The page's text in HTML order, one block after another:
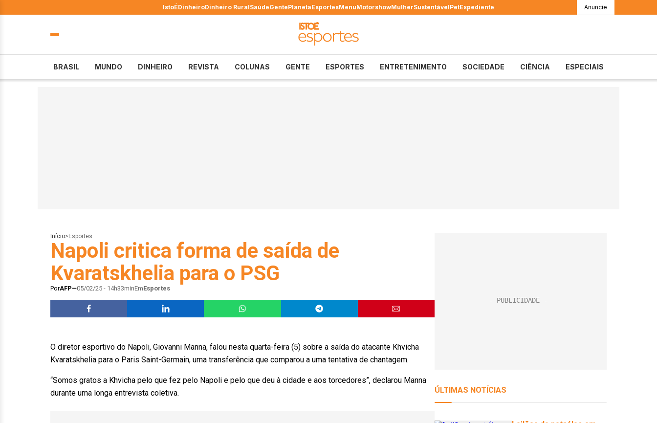
IstoÉDinheiroDinheiro RuralSaúdeGentePlanetaEsportesMenuMotorshowMulherSustentávelPetExpediente Anuncie
BRASIL MUNDO DINHEIRO REVISTA COLUNAS GENTE ESPORTES ENTRETENIMENTO SOCIEDADE CIÊNCIA ESPECIAIS
Início> Esportes
Napoli critica forma de saída de
Kvaratskhelia para o PSG
PorAFP 05/02/25 - 14h33minEmEsportes
O diretor esportivo do Napoli, Giovanni Manna, falou nesta quarta-feira (5) sobre a saída do atacante Khvicha
Kvaratskhelia para o Paris Saint-Germain, uma transferência que comparou a uma tentativa de chantagem.
“Somos gratos a Khvicha pelo que fez pelo Napoli e pelo que deu à cidade e aos torcedores”, declarou Manna
durante uma longa entrevista coletiva.